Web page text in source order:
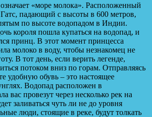
«море молока». Расположенный
падающий с высоты в 600 метров,
по высоте водопадом в Индии.
короля пошла купаться на водопад, и
принц. В этот момент принцесса
молоко в воду, чтобы незнакомец не
В тот день, если верить легенде,
потоком вниз по горам. Отправляясь
удобную обувь – это настоящее
Водопад расположен в
вас провезут через несколько рек на
заливаться чуть ли не до уровня
люди, стоящие в реке, будут толкать